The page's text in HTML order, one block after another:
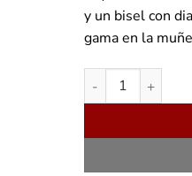
y un bisel con
gama en la
Tage Heuer Link